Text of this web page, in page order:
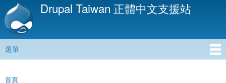
移
內
Drupal Taiwan 正體中文支援站
主選單
選單
首頁